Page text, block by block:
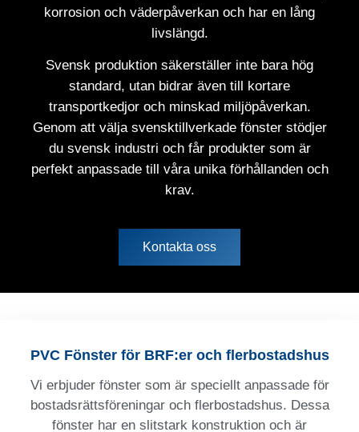
korrosion och väderpåverkan och har en lång
livslängd.
Svensk produktion säkerställer inte bara hög
standard, utan bidrar även till kortare
transportkedjor och minskad miljöpåverkan.
Genom att välja svensktillverkade fönster stödjer
du svensk industri och får produkter som är
perfekt anpassade till våra unika förhållanden och
krav.
Kontakta oss
PVC Fönster för BRF:er och flerbostadshus
Vi erbjuder fönster som är speciellt anpassade för
bostadsrättsföreningar och flerbostadshus. Dessa
fönster har en slitstark konstruktion och är